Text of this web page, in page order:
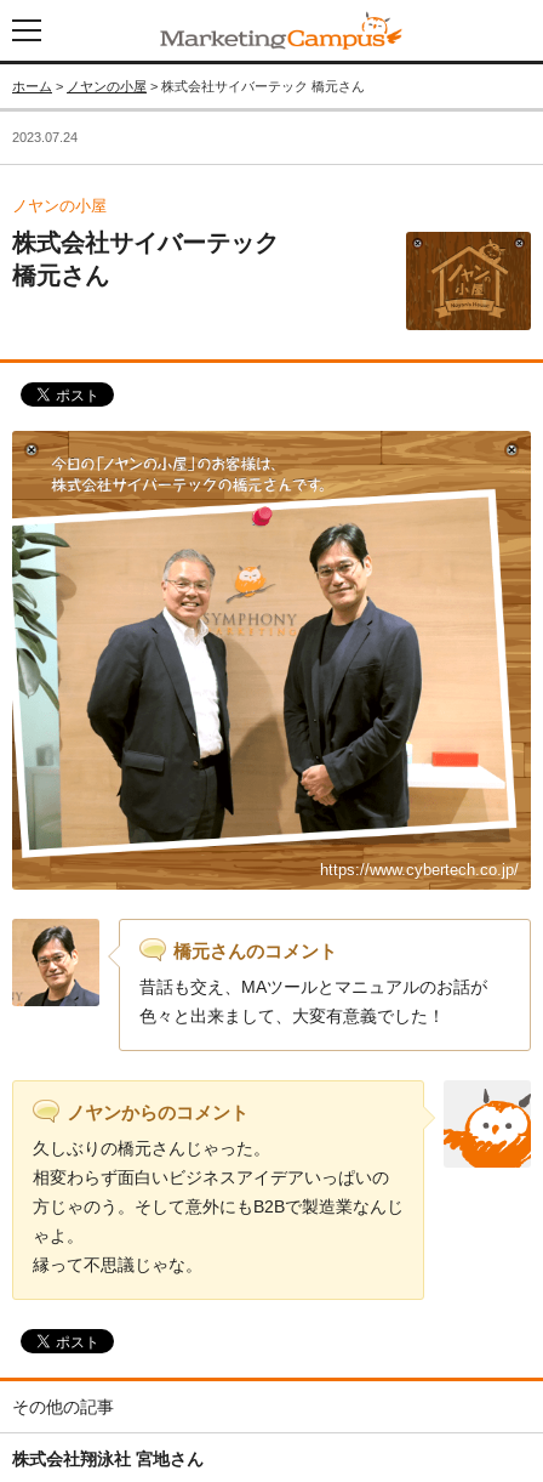
ホーム > ノヤンの小屋 > 株式会社サイバーテック 橋元さん
2023.07.24
ノヤンの小屋
株式会社サイバーテック
橋元さん
https://www.cybertech.co.jp/
橋元さんのコメント
昔話も交え、MAツールとマニュアルのお話が
色々と出来まして、大変有意義でした！
ノヤンからのコメント
久しぶりの橋元さんじゃった。
相変わらず面白いビジネスアイデアいっぱいの
方じゃのう。そして意外にもB2Bで製造業なんじ
ゃよ。
縁って不思議じゃな。
その他の記事
株式会社翔泳社 宮地さん